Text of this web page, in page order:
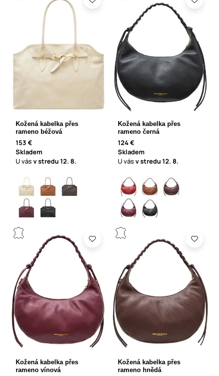
Kožená kabelka přes
rameno béžová
153 €
Skladem
U vásv stredu12. 8.
Kožená kabelka přes
rameno černá
124 €
Skladem
U vásv stredu12. 8.
Kožená kabelka přes
rameno vínová
Kožená kabelka přes
rameno hnědá